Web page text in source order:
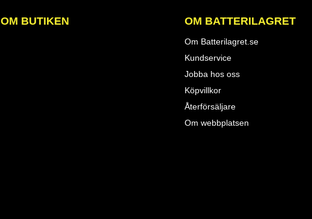
OM BUTIKEN OM BATTERILAGRET
Om Batterilagret.se
Kundservice
Jobba hos oss
Köpvillkor
Återförsäljare
Om webbplatsen